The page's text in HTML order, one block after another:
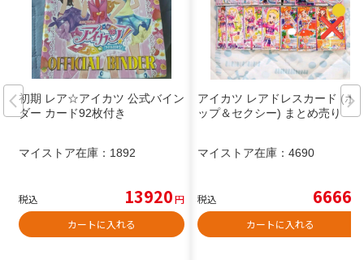
初期 レア‪☆アイカツ 公式バイン
ダー カード92枚付き
マイストア在庫： 1892
税込 13920円
カートに入れる
アイカツ レアドレスカード (ポ
ップ＆セクシー) まとめ売り
マイストア在庫： 4690
税込 6666
カートに入れる